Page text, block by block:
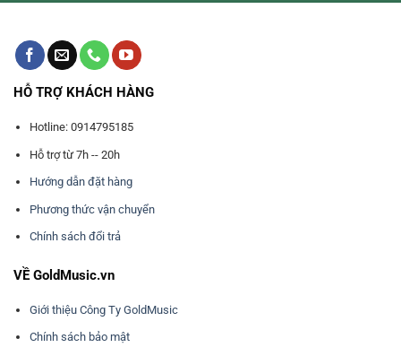
HỖ TRỢ KHÁCH HÀNG
Hotline: 0914795185
Hỗ trợ từ 7h -- 20h
Hướng dẫn đặt hàng
Phương thức vận chuyển
Chính sách đổi trả
VỀ GoldMusic.vn
Giới thiệu Công Ty GoldMusic
Chính sách bảo mật